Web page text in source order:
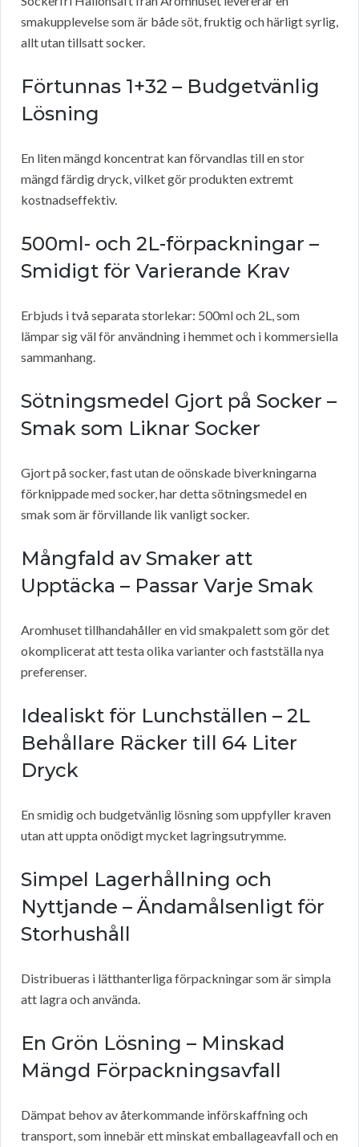
smakupplevelse som är både söt, fruktig och härligt syrlig,
allt utan tillsatt socker.
Förtunnas 1+32 – Budgetvänlig
Lösning
En liten mängd koncentrat kan förvandlas till en stor
mängd färdig dryck, vilket gör produkten extremt
kostnadseffektiv.
500ml- och 2L-förpackningar –
Smidigt för Varierande Krav
Erbjuds i två separata storlekar: 500ml och 2L, som
lämpar sig väl för användning i hemmet och i kommersiella
sammanhang.
Sötningsmedel Gjort på Socker –
Smak som Liknar Socker
Gjort på socker, fast utan de oönskade biverkningarna
förknippade med socker, har detta sötningsmedel en
smak som är förvillande lik vanligt socker.
Mångfald av Smaker att
Upptäcka – Passar Varje Smak
Aromhuset tillhandahåller en vid smakpalett som gör det
okomplicerat att testa olika varianter och fastställa nya
preferenser.
Idealiskt för Lunchställen – 2L
Behållare Räcker till 64 Liter
Dryck
En smidig och budgetvänlig lösning som uppfyller kraven
utan att uppta onödigt mycket lagringsutrymme.
Simpel Lagerhållning och
Nyttjande – Ändamålsenligt för
Storhushåll
Distribueras i lätthanterliga förpackningar som är simpla
att lagra och använda.
En Grön Lösning – Minskad
Mängd Förpackningsavfall
Dämpat behov av återkommande införskaffning och
transport, som innebär ett minskat emballageavfall och en